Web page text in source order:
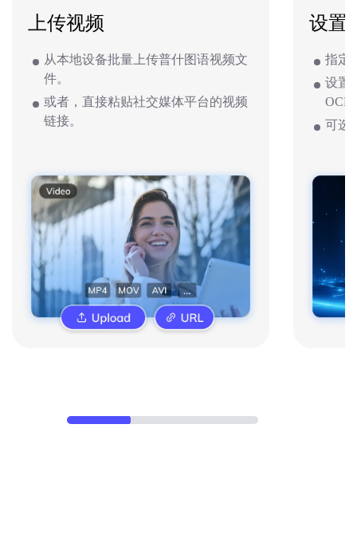
上传视频
从本地设备批量上传普什图语视频文
件。
或者，直接粘贴社交媒体平台的视频
链接。
设置
指定
设置
OCR
可选